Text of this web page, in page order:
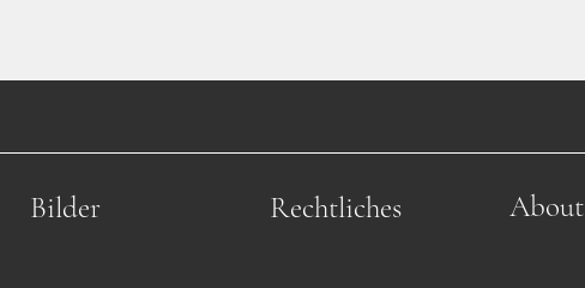
Bilder Rechtliches About